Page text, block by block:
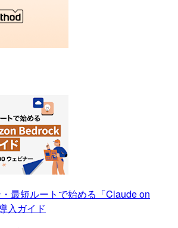
・最短ルートで始める「Claude on
入ガイド